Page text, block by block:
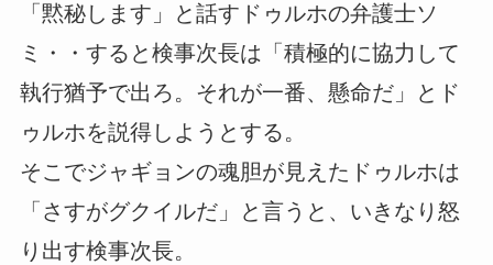
「黙秘します」と話すドゥルホの弁護士ソ
ミ・・すると検事次長は「積極的に協力して
執行猶予で出ろ。それが一番、懸命だ」とド
ゥルホを説得しようとする。
そこでジャギョンの魂胆が見えたドゥルホは
「さすがグクイルだ」と言うと、いきなり怒
り出す検事次長。